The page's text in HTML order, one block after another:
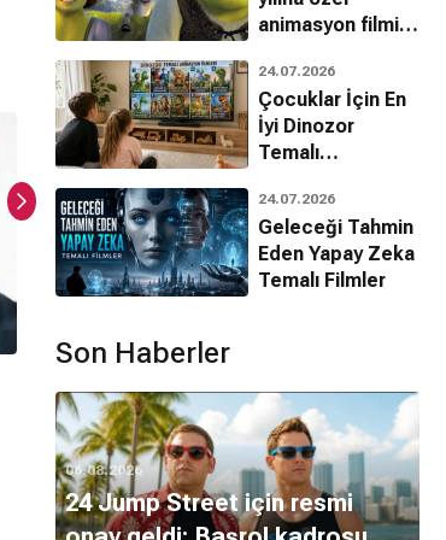
Moreno
animasyon filmin
24.07.2026
Çocuklar İçin En
İyi Dinozor
Temalı
Filmleri
24.07.2026
Geleceği Tahmin
Eden Yapay Zeka
Temalı Filmler
Son Haberler
06.08.2026
24 Jump Street için resmi